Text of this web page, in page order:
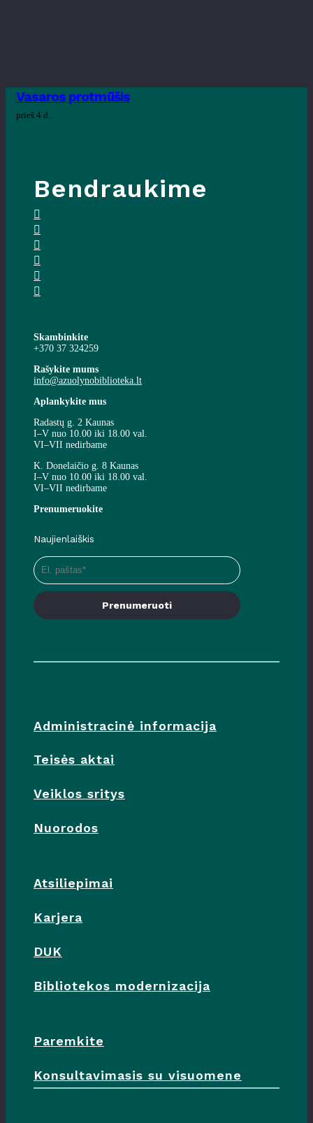
Vasaros protmūšis
prieš 4 d.
Bendraukime
Skambinkite
+370 37 324259
Rašykite mums
info@azuolynobiblioteka.lt
Aplankykite mus
Radastų g. 2 Kaunas
I–V nuo 10.00 iki 18.00 val.
VI–VII nedirbame
K. Donelaičio g. 8 Kaunas
I–V nuo 10.00 iki 18.00 val.
VI–VII nedirbame
Prenumeruokite
Naujienlaiškis
Prenumeruoti
Administracinė informacija
Teisės aktai
Veiklos sritys
Nuorodos
Atsiliepimai
Karjera
DUK
Bibliotekos modernizacija
Paremkite
Konsultavimasis su visuomene